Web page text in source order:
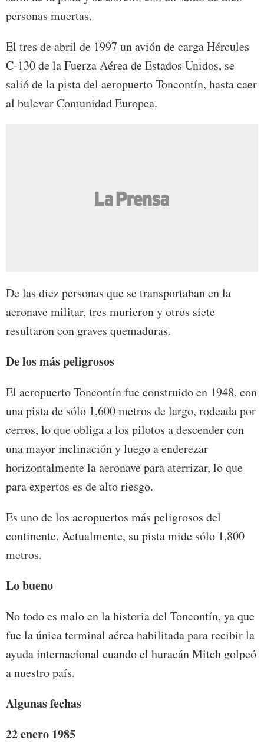
personas muertas.
El tres de abril de 1997 un avión de carga Hércules
C-130 de la Fuerza Aérea de Estados Unidos, se
salió de la pista del aeropuerto Toncontín, hasta caer
al bulevar Comunidad Europea.
De las diez personas que se transportaban en la
aeronave militar, tres murieron y otros siete
resultaron con graves quemaduras.
De los más peligrosos
El aeropuerto Toncontín fue construido en 1948, con
una pista de sólo 1,600 metros de largo, rodeada por
cerros, lo que obliga a los pilotos a descender con
una mayor inclinación y luego a enderezar
horizontalmente la aeronave para aterrizar, lo que
para expertos es de alto riesgo.
Es uno de los aeropuertos más peligrosos del
continente. Actualmente, su pista mide sólo 1,800
metros.
Lo bueno
No todo es malo en la historia del Toncontín, ya que
fue la única terminal aérea habilitada para recibir la
ayuda internacional cuando el huracán Mitch golpeó
a nuestro país.
Algunas fechas
22 enero 1985